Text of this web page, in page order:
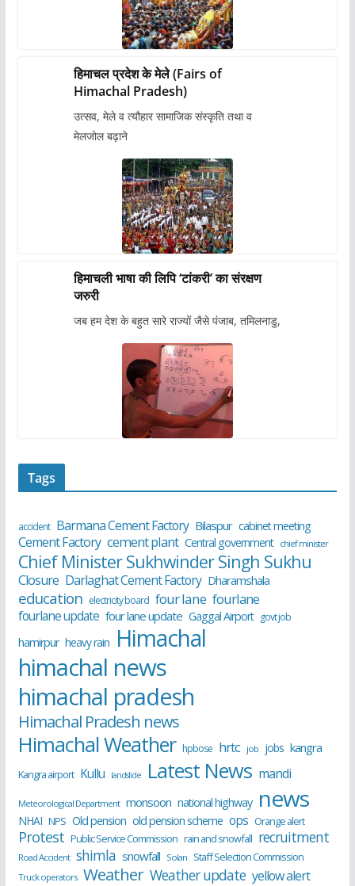
हिमाचल प्रदेश के मेले (Fairs of
Himachal Pradesh)
उत्सव, मेले व त्यौहार सामाजिक संस्कृति तथा व
मेलजोल बढ़ाने
हिमाचली भाषा की लिपि ‘टांकरी’ का संरक्षण
जरुरी
जब हम देश के बहुत सारे राज्यों जैसे पंजाब, तमिलनाडु,
Tags
accident Barmana Cement Factory Bilaspur cabinet meeting
Cement Factory cement plant Central government chief minister
Chief Minister Sukhwinder Singh Sukhu
Closure Darlaghat Cement Factory Dharamshala
education electricity board four lane fourlane
fourlane update four lane update Gaggal Airport govt job
hamirpur heavy rain Himachal
himachal news
himachal pradesh
Himachal Pradesh news
Himachal Weather hpbose hrtc job jobs kangra
Kangra airport Kullu landslide Latest News mandi
Meteorological Department monsoon national highway news
NHAI NPS Old pension old pension scheme ops Orange alert
Protest Public Service Commission rain and snowfall recruitment
Road Accident shimla snowfall Solan Staff Selection Commission
Truck operators Weather Weather update yellow alert